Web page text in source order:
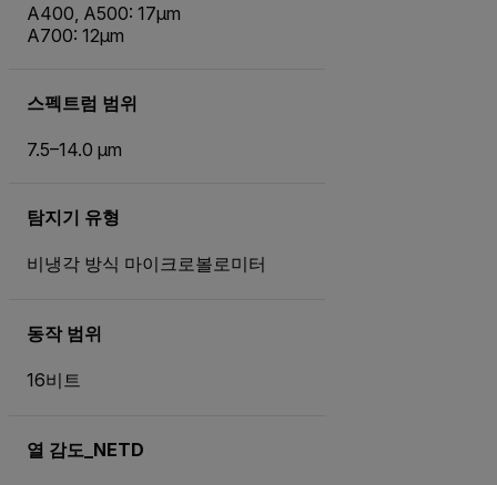
A400, A500: 17µm
A700: 12µm
스펙트럼 범위
7.5–14.0 µm
탐지기 유형
비냉각 방식 마이크로볼로미터
동작 범위
16비트
열 감도_NETD